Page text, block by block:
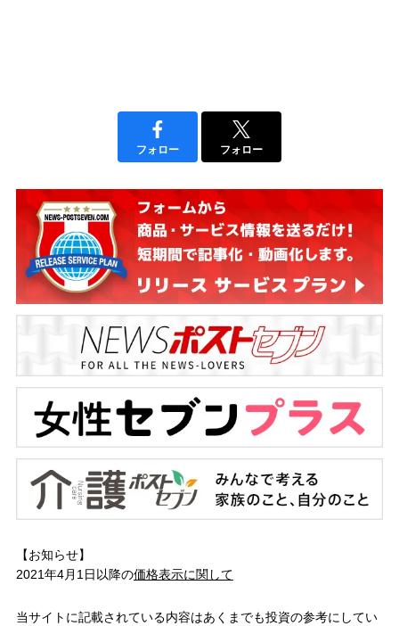
フォロー フォロー
【お知らせ】
2021年4月1日以降の価格表示に関して
当サイトに記載されている内容はあくまでも投資の参考にしてい